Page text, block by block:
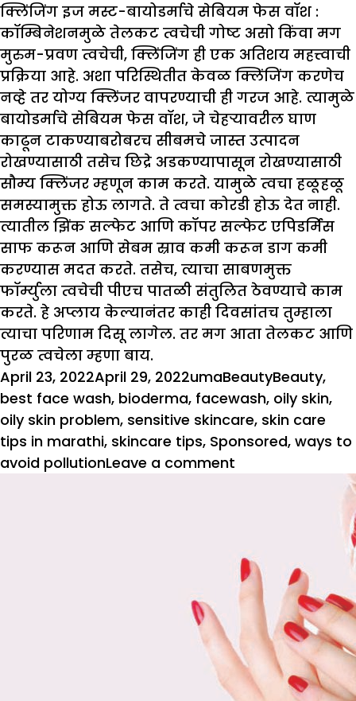
क्लिंजिंग इज मस्ट-बायोडर्माचे सेबियम फेस वॉश :
कॉम्बिनेशनमुळे तेलकट त्वचेची गोष्ट असो किंवा मग
मुरुम-प्रवण त्वचेची, क्लिंजिंग ही एक अतिशय महत्त्वाची
प्रक्रिया आहे. अशा परिस्थितीत केवळ क्लिंजिंग करणेच
नव्हे तर योग्य क्लिंजर वापरण्याची ही गरज आहे. त्यामुळे
बायोडर्माचे सेबियम फेस वॉश, जे चेहऱ्यावरील घाण
काढून टाकण्याबरोबरच सीबमचे जास्त उत्पादन
रोखण्यासाठी तसेच छिद्रे अडकण्यापासून रोखण्यासाठी
सौम्य क्लिंजर म्हणून काम करते. यामुळे त्वचा हळूहळू
समस्यामुक्त होऊ लागते. ते त्वचा कोरडी होऊ देत नाही.
त्यातील झिंक सल्फेट आणि कॉपर सल्फेट एपिडर्मिस
साफ करून आणि सेबम स्राव कमी करून डाग कमी
करण्यास मदत करते. तसेच, त्याचा साबणमुक्त
फॉर्म्युला त्वचेची पीएच पातळी संतुलित ठेवण्याचे काम
करते. हे अप्लाय केल्यानंतर काही दिवसांतच तुम्हाला
त्याचा परिणाम दिसू लागेल. तर मग आता तेलकट आणि
पुरळ त्वचेला म्हणा बाय.
Posted
on
April 23, 2022April 29, 2022Author
umaCategories
BeautyTags
Beauty,
best face wash, bioderma, facewash, oily skin,
oily skin problem, sensitive skincare, skin care
tips in marathi, skincare tips, Sponsored, ways to
avoid pollutionLeave a comment
फेस
वॉश